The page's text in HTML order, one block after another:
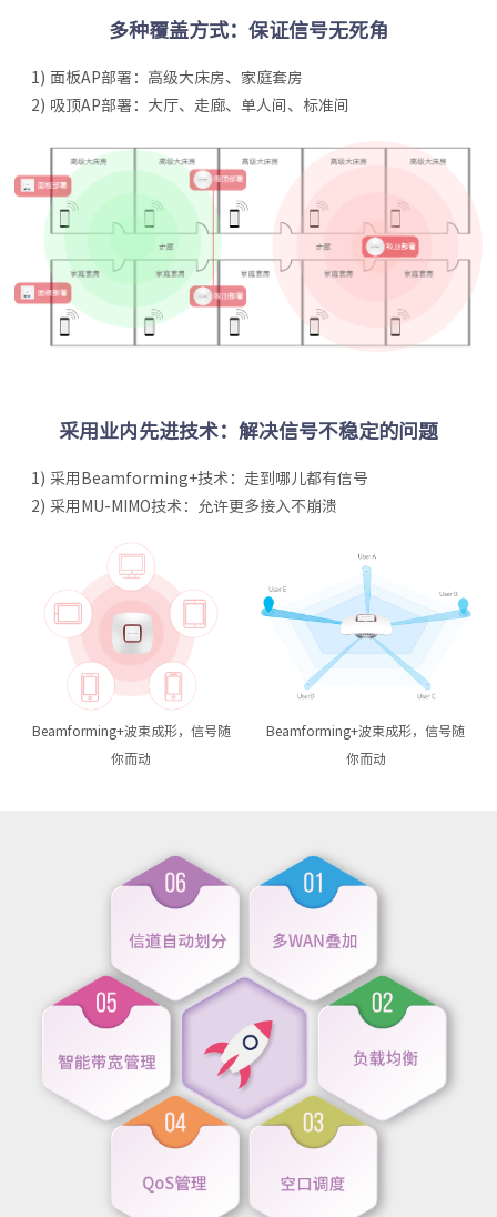
多种覆盖方式：保证信号无死角
1) 面板AP部署：高级大床房、家庭套房
2) 吸顶AP部署：大厅、走廊、单人间、标准间
采用业内先进技术：解决信号不稳定的问题
1) 采用Beamforming+技术：走到哪儿都有信号
2) 采用MU-MIMO技术：允许更多接入不崩溃
Beamforming+波束成形，信号随
你而动
Beamforming+波束成形，信号随
你而动